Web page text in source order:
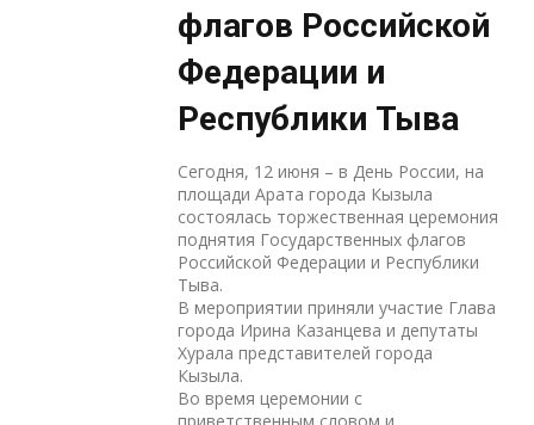
флагов Российской
Федерации и
Республики Тыва
Сегодня, 12 июня – в День России, на
площади Арата города Кызыла
состоялась торжественная церемония
поднятия Государственных флагов
Российской Федерации и Республики
Тыва.
В мероприятии приняли участие Глава
города Ирина Казанцева и депутаты
Хурала представителей города
Кызыла.
Во время церемонии с